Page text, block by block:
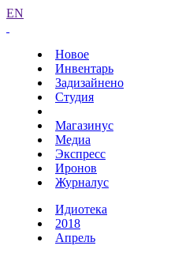
EN
Новое
Инвентарь
Задизайнено
Студия
Магазинус
Медиа
Экспресс
Иронов
Журналус
Идиотека
2018
Апрель